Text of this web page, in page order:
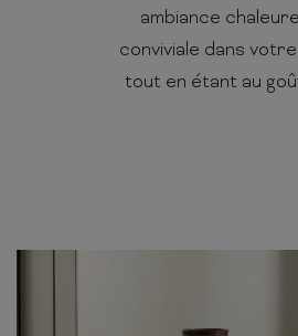
ambiance
conviviale dans
tout en étant au